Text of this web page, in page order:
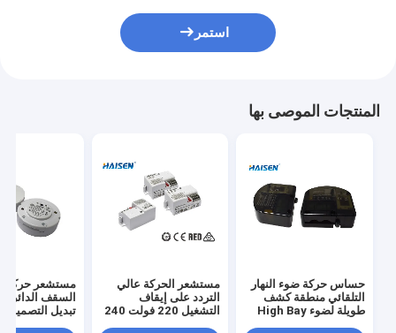
استمر
المنتجات الموصى بها
حساس حركة ضوء النهار
التلقائي منطقة كشف
طويلة لضوء High Bay
مستشعر الحركة عالي
التردد على إيقاف
التشغيل 220 فولت 240
مستشعر حركة
تبديل التصميم